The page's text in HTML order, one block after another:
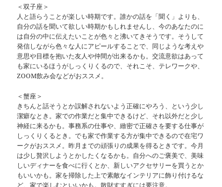
＜双子座＞
人と語らうことが楽しい時期です。誰かの話を「聞く」よりも、
自分の話を聞いて欲しい時期かもしれませんし、今のあなたのに
は自分の中に伝えたいことが色々と沸いてきそうです。そうして
発信しながら色々な人にアピールすることで、同じような考えや
意思や目標を抱いた友人や仲間が出来るかも。交流意欲はあって
も家にいるほうがしっくりくるので、それこそ、テレワークや、
ZOOM飲み会などがおススメ。
＜蟹座＞
きちんと話そうとか誤解されないよう正確にやろう、という少し
潔癖なとき。家での作業だと集中できるけど、それ以外だと少し
神経に来るかも。事務系の仕事や、緻密で正確さを要する仕事が
しっくりくるとき。でも家で作業する方が集中できるので在宅ワ
ークがおススメ。昨月までの頑張りの成果を得るときです。今月
は少し贅沢しようとかしたくなるかも。自分へのご褒美で、美味
しいディナーを食べに行くとか、新しいアクセサリーを買うとか
もいいかも。家を掃除した上で素敵なインテリアに飾り付けるな
ど、家で楽しむといいかも。散財すすぎには要注意。